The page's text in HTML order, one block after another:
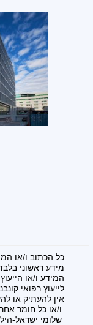
כל הכתוב ו/או
מידע ראשוני
המידע ו/או
לייעוץ רפואי
אין להעתיק או
ו/או כל חומר
שלומי ישראל-